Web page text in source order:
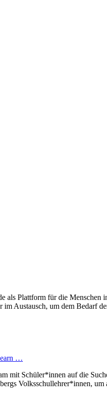
als Plattform für die
im Aus­tausch, um dem
…
mit Schüler*innen auf die
Volksschullehrer*innen,